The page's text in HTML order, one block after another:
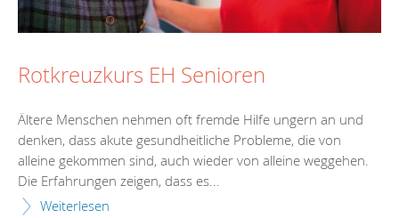
Rotkreuzkurs EH Senioren
Ältere Menschen nehmen oft fremde Hilfe ungern an und
denken, dass akute gesundheitliche Probleme, die von
alleine gekommen sind, auch wieder von alleine weggehen.
Die Erfahrungen zeigen, dass es...
Weiterlesen